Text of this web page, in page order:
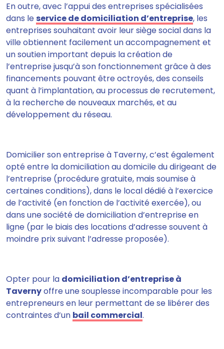
En outre, avec l’appui des entreprises spécialisées
dans le service de domiciliation d’entreprise, les
entreprises souhaitant avoir leur siège social dans la
ville obtiennent facilement un accompagnement et
un soutien important depuis la création de
l’entreprise jusqu’à son fonctionnement grâce à des
financements pouvant être octroyés, des conseils
quant à l’implantation, au processus de recrutement,
à la recherche de nouveaux marchés, et au
développement du réseau.
Domicilier son entreprise à Taverny, c’est également
opté entre la domiciliation au domicile du dirigeant de
l’entreprise (procédure gratuite, mais soumise à
certaines conditions), dans le local dédié à l’exercice
de l’activité (en fonction de l’activité exercée), ou
dans une société de domiciliation d’entreprise en
ligne (par le biais des locations d’adresse souvent à
moindre prix suivant l’adresse proposée).
Opter pour la domiciliation d’entreprise à
Tavernyoffre une souplesse incomparable pour les
entrepreneurs en leur permettant de se libérer des
contraintes d’un bail commercial.